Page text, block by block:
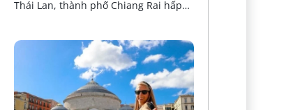
Thái Lan, thành phố Chiang Rai hấp…